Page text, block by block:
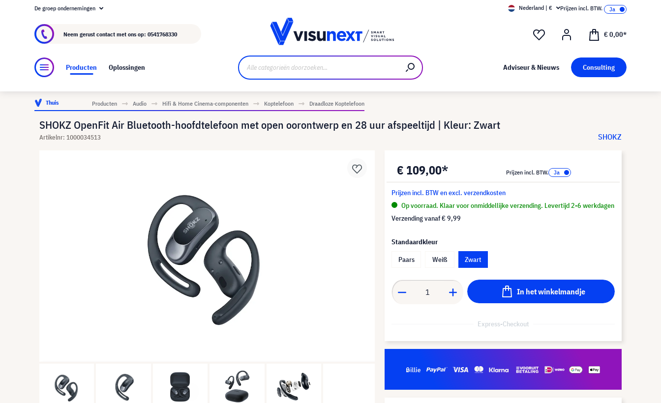
Over visunext.nl
De groep ondernemingen Nederland | € Prijzen incl. BTW.
Neem gerust contact met ons op: 0541768330 € 0,00*
Producten Oplossingen Adviseur & Nieuws Consulting
Thuis Producten Audio Hifi & Home Cinema-componenten Koptelefoon Draadloze Koptelefoon
SHOKZ OpenFit Air Bluetooth-hoofdtelefoon met open oorontwerp en 28 uur afspeeltijd | Kleur: Zwart
Artikelnr: 1000034513 SHOKZ
€ 109,00* Prijzen incl. BTW.
Prijzen incl. BTW en excl. verzendkosten
Op voorraad. Klaar voor onmiddellijke verzending. Levertijd 2-6 werkdagen
Verzending vanaf€ 9,99
Standaardkleur
Paars
Weiß Zwart
In het winkelmandje
Express-Checkout